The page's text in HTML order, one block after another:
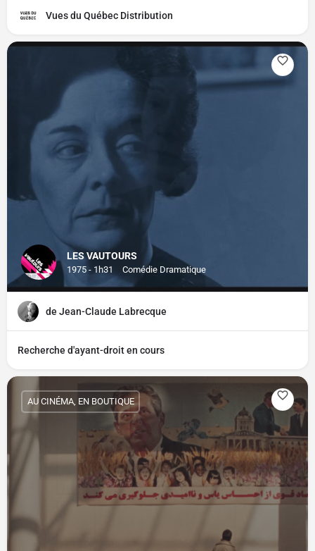
Vues du Québec Distribution
LES VAUTOURS
1975 - 1h31 Comédie Dramatique
de Jean-Claude Labrecque
Recherche d'ayant-droit en cours
AU CINÉMA, EN BOUTIQUE